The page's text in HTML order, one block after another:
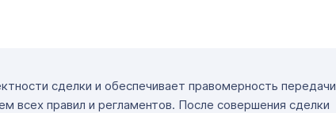
сделки и обеспечивает правомерность передачи
всех правил и регламентов. После совершения сделки